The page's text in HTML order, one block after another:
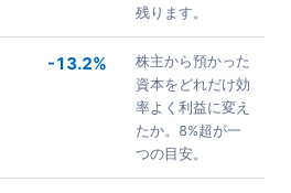
残ります。
-13.2%
株主から預かった
資本をどれだけ効
率よく利益に変え
たか。8%超が一
つの目安。